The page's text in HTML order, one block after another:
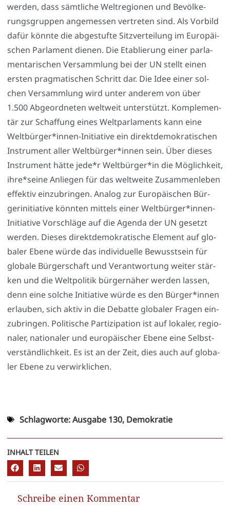
wer­den, dass sämt­li­che Welt­re­gio­nen und Bevöl­ke­
rungs­grup­pen ange­mes­sen ver­tre­ten sind. Als Vor­bild
dafür könn­te die abge­stuf­te Sitz­ver­tei­lung im Euro­päi­
schen Par­la­ment die­nen. Die Eta­blie­rung einer par­la­
men­ta­ri­schen Ver­samm­lung bei der UN stellt einen
ers­ten prag­ma­ti­schen Schritt dar. Die Idee einer sol­
chen Ver­samm­lung wird unter ande­rem von über
1.500 Abge­ord­ne­ten welt­weit unter­stützt. Kom­ple­men­
tär zur Schaf­fung eines Welt­par­la­ments kann eine
Weltbürger*innen-Initiative ein direkt­de­mo­kra­ti­schen
Instru­ment aller Weltbürger*innen sein. Über die­ses
Instru­ment hät­te jede*r Weltbürger*in die Mög­lich­keit,
ihre*seine Anlie­gen für das welt­wei­te Zusam­men­le­ben
effek­tiv ein­zu­brin­gen. Ana­log zur Euro­päi­schen Bür­
ger­initia­ti­ve könn­ten mit­tels einer Weltbürger*innen-
Initiative Vor­schlä­ge auf die Agen­da der UN gesetzt
wer­den. Die­ses direkt­de­mo­kra­ti­sche Ele­ment auf glo­
ba­ler Ebe­ne wür­de das indi­vi­du­el­le Bewusst­sein für
glo­ba­le Bür­ger­schaft und Ver­ant­wor­tung wei­ter stär­
ken und die Welt­po­li­tik bür­ger­nä­her wer­den las­sen,
denn eine sol­che Initia­ti­ve wür­de es den Bürger*innen
erlau­ben, sich aktiv in die Debat­te glo­ba­ler Fra­gen ein­
zu­brin­gen. Poli­ti­sche Par­ti­zi­pa­ti­on ist auf loka­ler, regio­
na­ler, natio­na­ler und euro­päi­scher Ebe­ne eine Selbst­
ver­ständ­lich­keit. Es ist an der Zeit, dies auch auf glo­ba­
ler Ebe­ne zu ver­wirk­li­chen.
Schlagworte:Ausgabe 130, Demokratie
INHALT TEILEN
Schreibe einen Kommentar